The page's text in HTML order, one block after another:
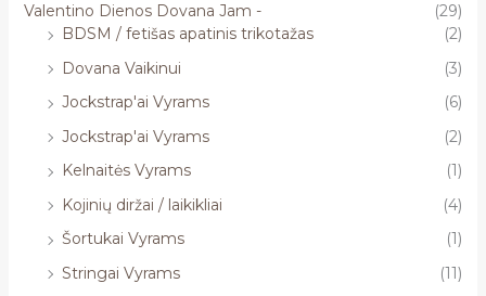
Valentino Dienos Dovana Jam -
(29)
BDSM / fetišas apatinis trikotažas
(2)
Dovana Vaikinui
(3)
Jockstrap'ai Vyrams
(6)
Jockstrap'ai Vyrams
(2)
Kelnaitės Vyrams
(1)
Kojinių diržai / laikikliai
(4)
Šortukai Vyrams
(1)
Stringai Vyrams
(11)